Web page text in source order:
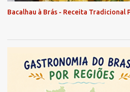
Bacalhau à Brás - Receita Tradicional